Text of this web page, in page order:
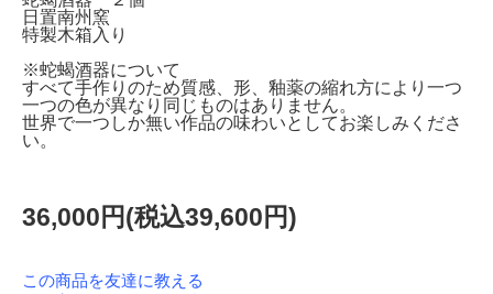
日置南州窯
特製木箱入り
※蛇蝎酒器について
すべて手作りのため質感、形、釉薬の縮れ方により一つ
一つの色が異なり同じものはありません。
世界で一つしか無い作品の味わいとしてお楽しみくださ
い。
36,000円(税込39,600円)
この商品を友達に教える